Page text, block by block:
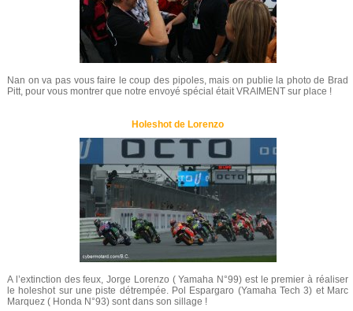
Nan on va pas vous faire le coup des pipoles, mais on publie la photo de Brad
Pitt, pour vous montrer que notre envoyé spécial était VRAIMENT sur place !
Holeshot de Lorenzo
A l’extinction des feux, Jorge Lorenzo ( Yamaha N°99) est le premier à réaliser
le holeshot sur une piste détrempée. Pol Espargaro (Yamaha Tech 3) et Marc
Marquez ( Honda N°93) sont dans son sillage !